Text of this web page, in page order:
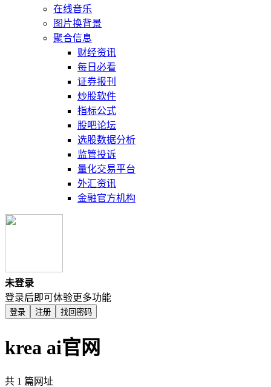
在线音乐
图片换背景
聚合信息
财经资讯
每日必看
证券报刊
炒股软件
指标公式
股吧论坛
选股数据分析
监管投诉
量化交易平台
外汇资讯
金融官方机构
未登录
登录后即可体验更多功能
登录 注册 找回密码
krea ai官网
共 1 篇网址